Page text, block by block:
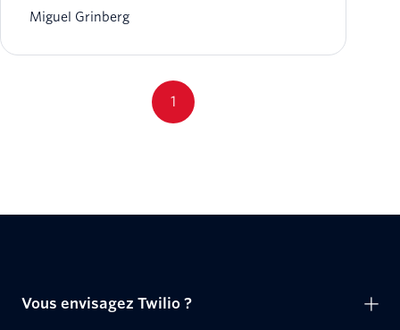
Miguel Grinberg
1
Vous envisagez Twilio ?